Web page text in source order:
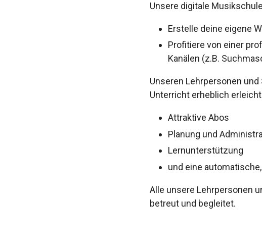
Unsere digitale
Erstelle deine eigene
Profitiere von einer
Kanälen (z.B.
Unseren Lehrpersonen
Unterricht erheblich
Attraktive Abos
Planung und
Lernunterstützung
und eine
Alle unsere Lehrpersonen
betreut und begleitet.